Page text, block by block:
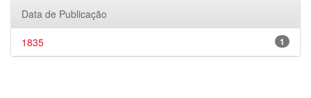
Data de Publicação
1
1835